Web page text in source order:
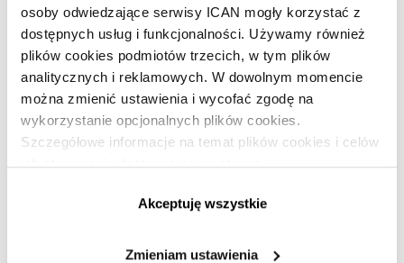
osoby odwiedzające serwisy ICAN mogły korzystać z
dostępnych usług i funkcjonalności. Używamy również
plików cookies podmiotów trzecich, w tym plików
analitycznych i reklamowych. W dowolnym momencie
można zmienić ustawienia i wycofać zgodę na
wykorzystanie opcjonalnych plików cookies.
Szczegółowe informacje na temat plików cookies i celów
ich stosowania dostępne są na stronie
Akceptuję wszystkie
Zmieniam ustawienia
Dołącz do ICAN Business Insight!
Jesteś subskrybentem?Zaloguj się »
Marshall Goldsmith